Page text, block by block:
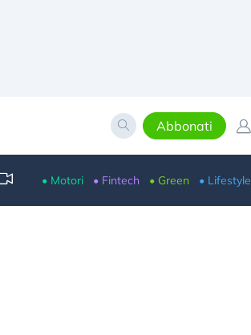
Abbonati
• Motori • Fintech • Green • Lifestyle